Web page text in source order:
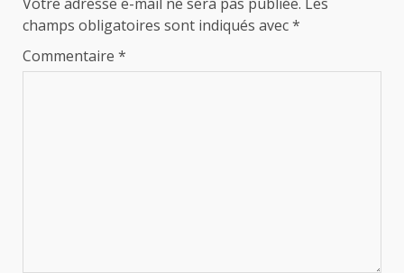
champs obligatoires sont indiqués avec*
Commentaire *